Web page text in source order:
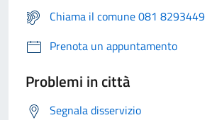
Chiama il comune 081 8293449
Prenota un appuntamento
Problemi in città
Segnala disservizio